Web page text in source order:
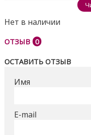
Размеры ящика -
Поделиться
Нет в наличии
ОТЗЫВ 0
ОСТАВИТЬ ОТЗЫВ
Имя
E-mail